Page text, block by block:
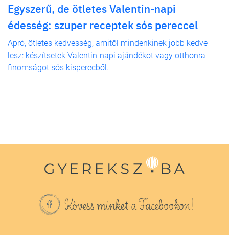
Egyszerű, de ötletes Valentin-napi
édesség: szuper receptek sós pereccel
Apró, ötletes kedvesség, amitől mindenkinek jobb kedve
lesz: készítsetek Valentin-napi ajándékot vagy otthonra
finomságot sós kisperecből.
Kövess minket a Facebookon!